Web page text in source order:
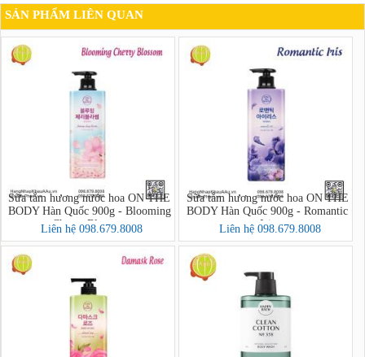
SẢN PHẨM LIÊN QUAN
Sữa tắm hương nước hoa ON THE
BODY Hàn Quốc 900g - Blooming
Cherry Blossom
Liên hệ 098.679.8008
Sữa tắm hương nước hoa ON THE
BODY Hàn Quốc 900g - Romantic
Iris
Liên hệ 098.679.8008